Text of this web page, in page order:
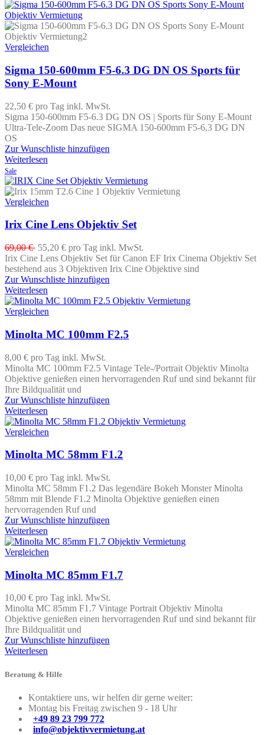
Vergleichen
Sigma 150-600mm F5-6.3 DG DN OS Sports für
Sony E-Mount
22,50 € pro Tag inkl. MwSt.
Sigma 150-600mm F5-6.3 DG DN OS | Sports für Sony E-Mount
Ultra-Tele-Zoom Das neue SIGMA 150-600mm F5-6,3 DG DN
OS
Zur Wunschliste hinzufügen
Weiterlesen
Sale
Vergleichen
Irix Cine Lens Objektiv Set
69,00 € 55,20 € pro Tag inkl. MwSt.
Irix Cine Lens Objektiv Set für Canon EF Irix Cinema Objektiv Set
bestehend aus 3 Objektiven Irix Cine Objektive sind
Zur Wunschliste hinzufügen
Weiterlesen
Vergleichen
Minolta MC 100mm F2.5
8,00 € pro Tag inkl. MwSt.
Minolta MC 100mm F2.5 Vintage Tele-/Portrait Objektiv Minolta
Objektive genießen einen hervorragenden Ruf und sind bekannt für
Ihre Bildqualität und
Zur Wunschliste hinzufügen
Weiterlesen
Vergleichen
Minolta MC 58mm F1.2
10,00 € pro Tag inkl. MwSt.
Minolta MC 58mm F1.2 Das legendäre Bokeh Monster Minolta
58mm mit Blende F1.2 Minolta Objektive genießen einen
hervorragenden Ruf und
Zur Wunschliste hinzufügen
Weiterlesen
Vergleichen
Minolta MC 85mm F1.7
10,00 € pro Tag inkl. MwSt.
Minolta MC 85mm F1.7 Vintage Portrait Objektiv Minolta
Objektive genießen einen hervorragenden Ruf und sind bekannt für
Ihre Bildqualität und
Zur Wunschliste hinzufügen
Weiterlesen
Beratung & Hilfe
Kontaktiere uns, wir helfen dir gerne weiter:
Montag bis Freitag zwischen 9 - 18 Uhr
+49 89 23 799 772
info@objektivvermietung.at